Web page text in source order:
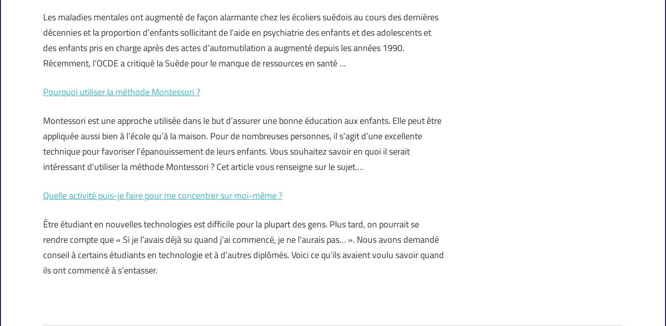
Les maladies mentales ont augmenté de façon alarmante chez les écoliers suédois au cours des dernières
décennies et la proportion d’enfants sollicitant de l’aide en psychiatrie des enfants et des adolescents et
des enfants pris en charge après des actes d’automutilation a augmenté depuis les années 1990.
Récemment, l’OCDE a critiqué la Suède pour le manque de ressources en santé …
Pourquoi utiliser la méthode Montessori ?
Montessori est une approche utilisée dans le but d’assurer une bonne éducation aux enfants. Elle peut être
appliquée aussi bien à l’école qu’à la maison. Pour de nombreuses personnes, il s’agit d’une excellente
technique pour favoriser l’épanouissement de leurs enfants. Vous souhaitez savoir en quoi il serait
intéressant d’utiliser la méthode Montessori ? Cet article vous renseigne sur le sujet.…
Quelle activité puis-je faire pour me concentrer sur moi-même ?
Être étudiant en nouvelles technologies est difficile pour la plupart des gens. Plus tard, on pourrait se
rendre compte que « Si je l’avais déjà su quand j’ai commencé, je ne l’aurais pas… ». Nous avons demandé
conseil à certains étudiants en technologie et à d’autres diplômés. Voici ce qu’ils avaient voulu savoir quand
ils ont commencé à s’entasser.